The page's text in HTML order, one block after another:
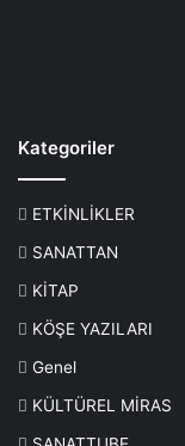
Kategoriler
ETKİNLİKLER
SANATTAN
KİTAP
KÖŞE YAZILARI
Genel
KÜLTÜREL MİRAS